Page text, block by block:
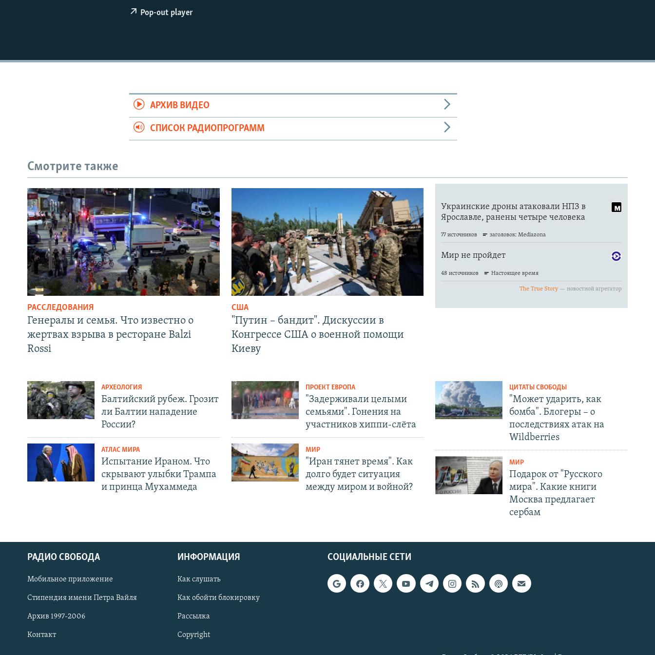
СОЦИАЛЬНЫЕ СЕТИ
Pop-out player
АРХИВ ВИДЕО
СПИСОК РАДИОПРОГРАММ
Смотрите также
РАССЛЕДОВАНИЯ
Генералы и семья. Что известно о
жертвах взрыва в ресторане Balzi
Rossi
США
"Путин – бандит". Дискуссии в
Конгрессе США о военной помощи
Киеву
АРХЕОЛОГИЯ
Балтийский рубеж. Грозит
ли Балтии нападение
России?
АТЛАС МИРА
Испытание Ираном. Что
скрывают улыбки Трампа
и принца Мухаммеда
ПРОЕКТ ЕВРОПА
"Задерживали целыми
семьями". Гонения на
участников хиппи-слёта
МИР
"Иран тянет время". Как
долго будет ситуация
между миром и войной?
ЦИТАТЫ СВОБОДЫ
"Может ударить, как
бомба". Блогеры – о
последствиях атак на
Wildberries
МИР
Подарок от "Русского
мира". Какие книги
Москва предлагает
сербам
СОЦИАЛЬНЫЕ СЕТИ
РАДИО СВОБОДА
Мобильное приложение
Стипендия имени Петра Вайля
Архив 1997-2006
Контакт
ИНФОРМАЦИЯ
Как слушать
Как обойти блокировку
Рассылка
Copyright